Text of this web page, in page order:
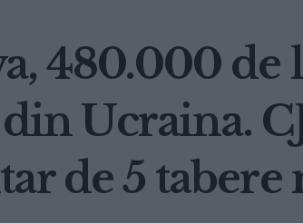
480.000
Ucraina.
de 5